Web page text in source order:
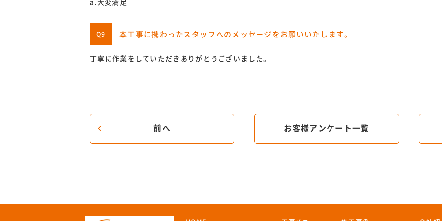
a.大変満足
Q9 本工事に携わったスタッフへのメッセージをお願いいたします。
丁寧に作業をしていただきありがとうございました。
前へ お客様アンケート一覧